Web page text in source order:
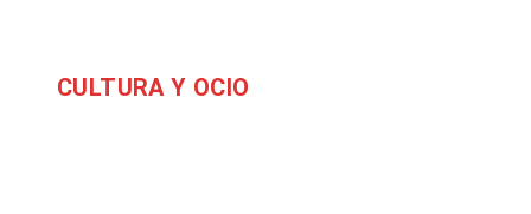
CULTURA Y OCIO